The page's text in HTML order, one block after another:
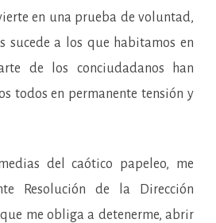
en una prueba de voluntad,
sucede a los que habitamos en
de los conciudadanos han
todos en permanente tensión y
del caótico papeleo, me
Resolución de la Dirección
me obliga a detenerme, abrir